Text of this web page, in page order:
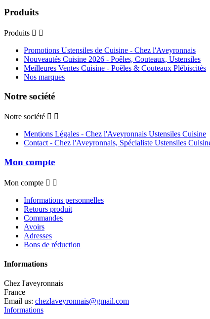
Produits
Produits  
Promotions Ustensiles de Cuisine - Chez l'Aveyronnais
Nouveautés Cuisine 2026 - Poêles, Couteaux, Ustensiles
Meilleures Ventes Cuisine - Poêles & Couteaux Plébiscités
Nos marques
Notre société
Notre société  
Mentions Légales - Chez l'Aveyronnais Ustensiles Cuisine
Contact - Chez l'Aveyronnais, Spécialiste Ustensiles
Mon compte
Mon compte  
Informations personnelles
Retours produit
Commandes
Avoirs
Adresses
Bons de réduction
Informations
Chez l'aveyronnais
France
Email us: chezlaveyronnais@gmail.com
Informations